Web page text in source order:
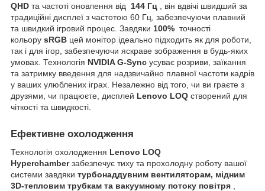
QHD та частоті оновлення від 144 Гц , він вдвічі швидший за
традиційні дисплеї з частотою 60 Гц, забезпечуючи плавний
та швидкий ігровий процес. Завдяки 100% точності
кольору sRGB цей монітор ідеально підходить як для роботи,
так і для ігор, забезпечуючи яскраве зображення в будь-яких
умовах. Технологія NVIDIA G-Sync усуває розриви, заїкання
та затримку введення для надзвичайно плавної частоти кадрів
у ваших улюблених іграх. Незалежно від того, чи ви граєте з
друзями, чи працюєте, дисплей Lenovo LOQ створений для
чіткості та швидкості.
Ефективне охолодження
Технологія охолодження Lenovo LOQ
Hyperchamberзабезпечує тиху та прохолодну роботу вашої
системи завдяки турбонаддувним вентиляторам, мідним
3D-тепловим трубкам та вакуумному потоку повітря